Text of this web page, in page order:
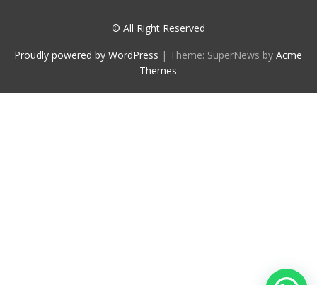
© All Right Reserved
Proudly powered by WordPress | Theme: SuperNews byAcme
Themes